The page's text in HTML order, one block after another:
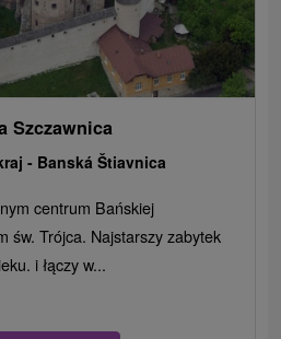
Szczawnica
- Banská Štiavnica
centrum Bańskiej
św. Trójca. Najstarszy zabytek
i łączy w...